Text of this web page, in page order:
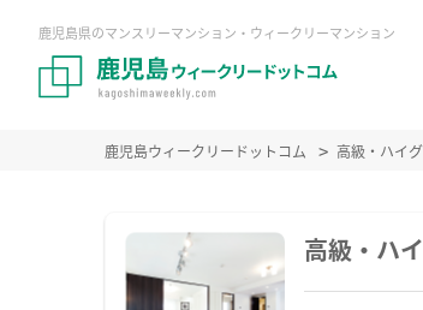
鹿児島県のマンスリーマンション・ウィークリーマンション
鹿児島ウィークリードットコム 高級・ハイ
高級・ハ